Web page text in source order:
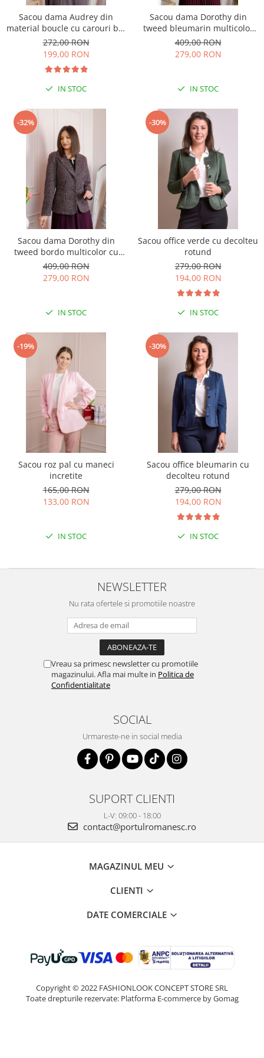
Sacou dama Audrey din
material boucle cu carouri bej
si nasturi decorativi
272,00 RON
199,00 RON
IN STOC
Sacou dama Dorothy din
tweed bleumarin multicolor
cu nasturi decorativi
409,00 RON
279,00 RON
IN STOC
-32%
Sacou dama Dorothy din
tweed bordo multicolor cu
nasturi decorativi
409,00 RON
279,00 RON
IN STOC
-30%
Sacou office verde cu decolteu
rotund
279,00 RON
194,00 RON
IN STOC
-19%
Sacou roz pal cu maneci
incretite
165,00 RON
133,00 RON
IN STOC
-30%
Sacou office bleumarin cu
decolteu rotund
279,00 RON
194,00 RON
IN STOC
NEWSLETTER
Nu rata ofertele si promotiile noastre
Vreau sa primesc newsletter cu promotiile
magazinului. Afla mai multe in Politica de
Confidentialitate
SOCIAL
Urmareste-ne in social media
SUPORT CLIENTI
L-V: 09:00 - 18:00
contact@portulromanesc.ro
MAGAZINUL MEU
CLIENTI
DATE COMERCIALE
Copyright © 2022 FASHIONLOOK CONCEPT STORE SRL
Toate drepturile rezervate: Platforma E-commerce by Gomag